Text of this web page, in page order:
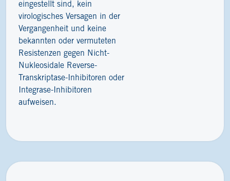
eingestellt sind, kein
virologisches Versagen in der
Vergangenheit und keine
bekannten oder vermuteten
Resistenzen gegen Nicht-
Nukleosidale Reverse-
Transkriptase-Inhibitoren oder
Integrase-Inhibitoren
aufweisen.